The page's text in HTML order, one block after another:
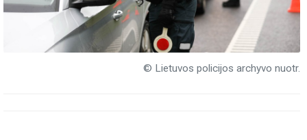
© Lietuvos policijos archyvo nuotr.